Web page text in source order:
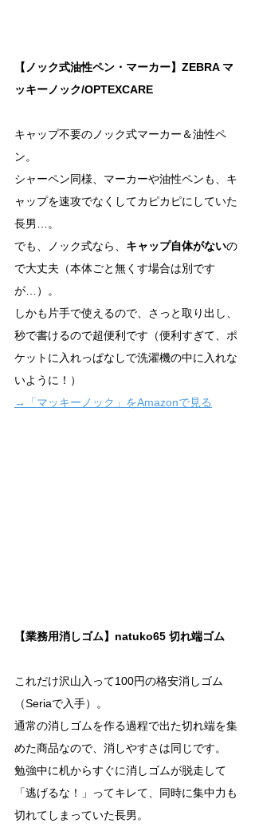
【ノック式油性ペン・マーカー】ZEBRA マ
ッキーノック/OPTEXCARE
キャップ不要のノック式マーカー＆油性ペ
ン。
シャーペン同様、マーカーや油性ペンも、キ
ャップを速攻でなくしてカピカピにしていた
長男…。
でも、ノック式なら、 キャップ自体がないの
で大丈夫（本体ごと無くす場合は別です
が…）。
しかも片手で使えるので、さっと取り出し、
秒で書けるので超便利です（便利すぎて、ポ
ケットに入れっぱなしで洗濯機の中に入れな
いように！）
→「マッキーノック」をAmazonで見る
【業務用消しゴム】natuko65 切れ端ゴム
これだけ沢山入って100円の格安消しゴム
（Seriaで入手）。
通常の消しゴムを作る過程で出た切れ端を集
めた商品なので、消しやすさは同じです。
勉強中に机からすぐに消しゴムが脱走して
「逃げるな！」ってキレて、同時に集中力も
切れてしまっていた長男。